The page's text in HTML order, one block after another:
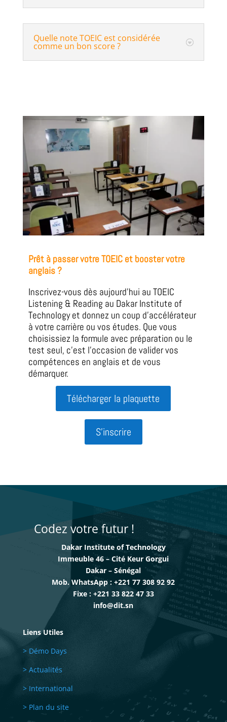
Quelle note TOEIC est considérée
comme un bon score ?
Prêt à passer votre TOEIC et booster votre
anglais ?
Inscrivez-vous dès aujourd’hui au TOEIC
Listening & Reading au Dakar Institute of
Technology et donnez un coup d’accélérateur
à votre carrière ou vos études. Que vous
choisissiez la formule avec préparation ou le
test seul, c’est l’occasion de valider vos
compétences en anglais et de vous
démarquer.
Télécharger la plaquette
S'inscrire
Codez votre futur !
Dakar Institute of Technology
Immeuble 46 – Cité Keur Gorgui
Dakar – Sénégal
Mob. WhatsApp : +221 77 308 92 92
Fixe : +221 33 822 47 33
info@dit.sn
Liens Utiles
> Démo Days
> Actualités
> International
> Plan du site